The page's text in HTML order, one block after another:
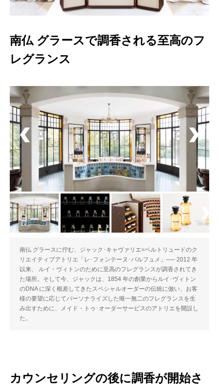
南仏 グラースで調香される至高のフ
レグランス
南仏 グラースに佇む、ジャック･キャヴァリエ=ベルトリュードのク
リエイティブアトリエ「レ･フォンテーヌ･パルフュメ」── 2012 年
以来、 ルイ・ヴィトンのために至高のフレグランスが調香されてき
た場所。そして今、ジャックは、1854 年の創業からルイ･ヴィトン
のDNA に深く根差してきたスペシャルオーダーの伝統に倣い、お客
様の要望に応じてパーソナライズした唯一無二のフレグランスを生
み出すために、メイド・トゥ･オーダーサービスのアトリエを開設し
た。
カウンセリングの後に調香が開始さ